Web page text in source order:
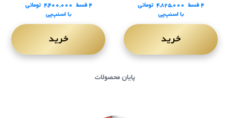
۴ قسط ۴,۸۲۵,۰۰۰ تومانی
با اسنپ‌پی
خرید
۴ قسط ۴,۴۰۰,۰۰۰ تومانی
با اسنپ‌پی
خرید
پایان محصولات